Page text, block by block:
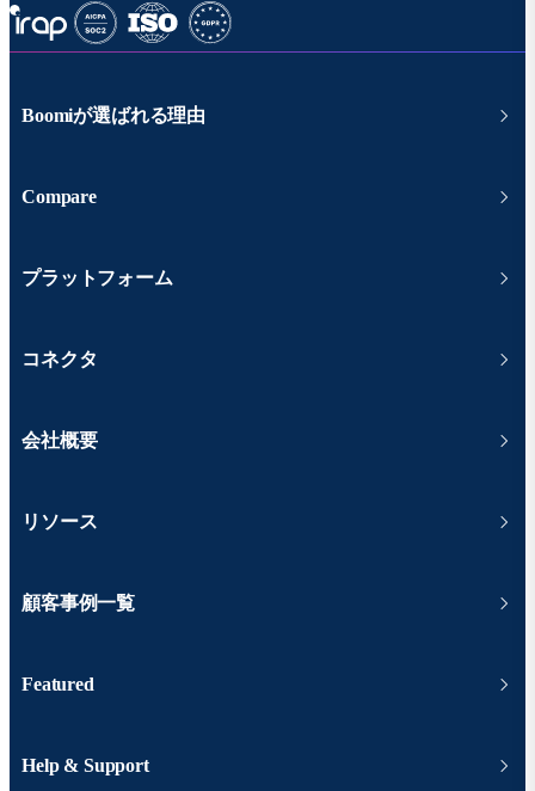
Boomiが選ばれる理由
Compare
プラットフォーム
コネクタ
会社概要
リソース
顧客事例一覧
Featured
Help & Support